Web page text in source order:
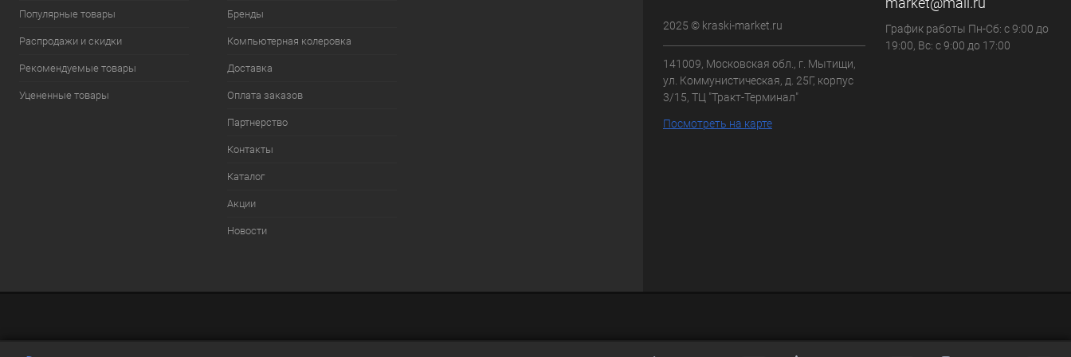
Популярные товары
Распродажи и скидки
Рекомендуемые товары
Уцененные товары
Бренды
Компьютерная колеровка
Доставка
Оплата заказов
Партнерство
Контакты
Каталог
Акции
Новости
2025 © kraski-market.ru
141009, Московская обл., г. Мытищи,
ул. Коммунистическая, д. 25Г, корпус
3/15, ТЦ "Тракт-Терминал"
Посмотреть на карте
График работы Пн-Сб: с 9:00 до
19:00, Вс: с 9:00 до 17:00